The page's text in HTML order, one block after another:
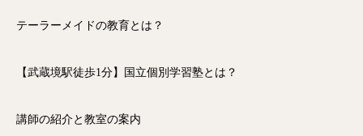
テーラーメイドの教育とは？
【武蔵境駅徒歩1分】国立個別学習塾とは？
講師の紹介と教室の案内